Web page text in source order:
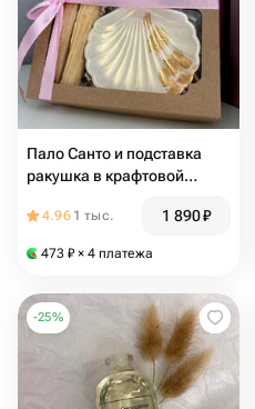
Пало Санто и подставка
ракушка в крафтовой
4.96 1 тыс. 1 890₽
473 ₽ × 4 платежа
-25%